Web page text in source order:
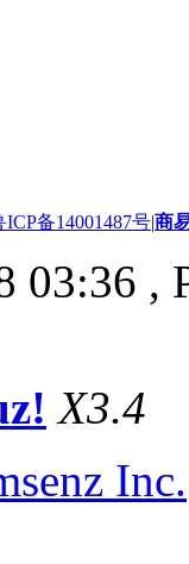
ICP备14001487号|商
03:36 ,
X3.4
Inc.